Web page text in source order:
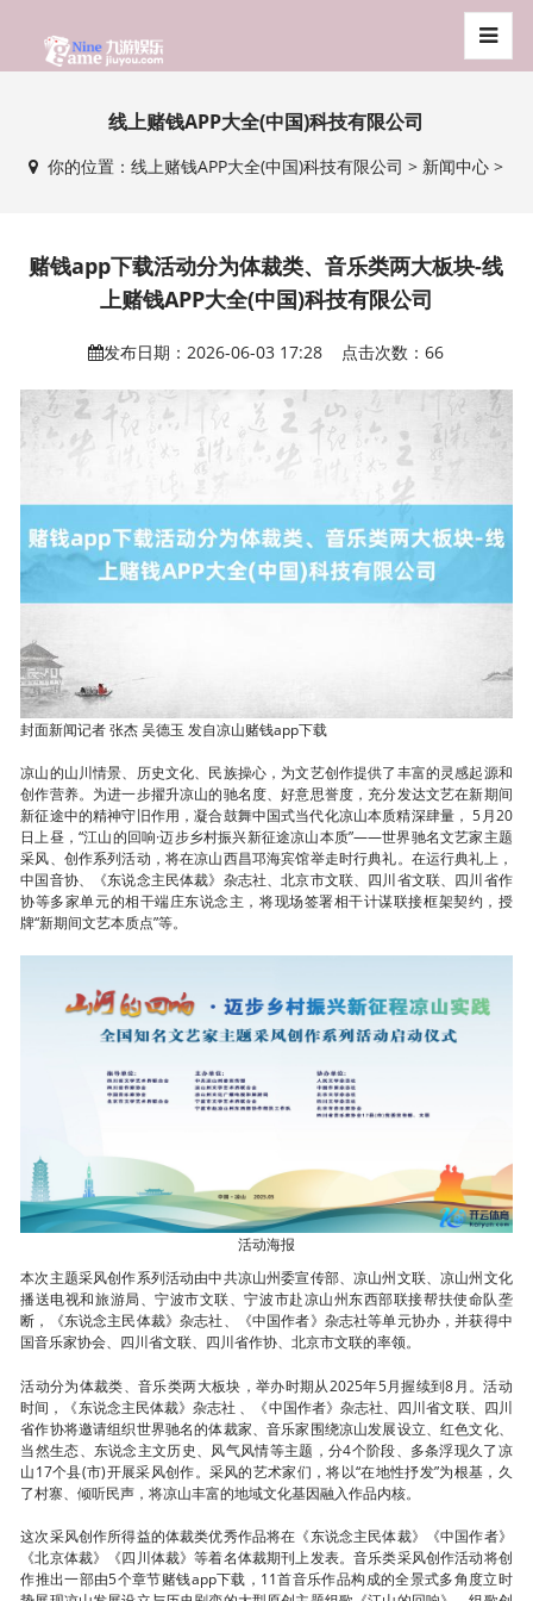
线上赌钱APP大全(中国)科技有限公司
你的位置：线上赌钱APP大全(中国)科技有限公司 > 新闻中心 >
赌钱app下载活动分为体裁类、音乐类两大板块-线
上赌钱APP大全(中国)科技有限公司
发布日期：2026-06-03 17:28 点击次数：66
封面新闻记者 张杰 吴德玉 发自凉山赌钱app下载
凉山的山川情景、历史文化、民族操心，为文艺创作提供了丰富的灵感起源和
创作营养。为进一步擢升凉山的驰名度、好意思誉度，充分发达文艺在新期间
新征途中的精神守旧作用，凝合鼓舞中国式当代化凉山本质精深肆量， 5月20
日上昼，“江山的回响·迈步乡村振兴新征途凉山本质”——世界驰名文艺家主题
采风、创作系列活动，将在凉山西昌邛海宾馆举走时行典礼。在运行典礼上，
中国音协、《东说念主民体裁》杂志社、北京市文联、四川省文联、四川省作
协等多家单元的相干端庄东说念主，将现场签署相干计谋联接框架契约，授
牌“新期间文艺本质点”等。
活动海报
本次主题采风创作系列活动由中共凉山州委宣传部、凉山州文联、凉山州文化
播送电视和旅游局、宁波市文联、宁波市赴凉山州东西部联接帮扶使命队垄
断，《东说念主民体裁》杂志社、《中国作者》杂志社等单元协办，并获得中
国音乐家协会、四川省文联、四川省作协、北京市文联的率领。
活动分为体裁类、音乐类两大板块，举办时期从2025年5月握续到8月。活动
时间，《东说念主民体裁》杂志社 、《中国作者》杂志社、四川省文联、四川
省作协将邀请组织世界驰名的体裁家、音乐家围绕凉山发展设立、红色文化、
当然生态、东说念主文历史、风气风情等主题，分4个阶段、多条浮现久了凉
山17个县(市)开展采风创作。采风的艺术家们，将以“在地性抒发”为根基，久
了村寨、倾听民声，将凉山丰富的地域文化基因融入作品内核。
这次采风创作所得益的体裁类优秀作品将在《东说念主民体裁》《中国作者》
《北京体裁》《四川体裁》等着名体裁期刊上发表。音乐类采风创作活动将创
作推出一部由5个章节赌钱app下载，11首音乐作品构成的全景式多角度立时